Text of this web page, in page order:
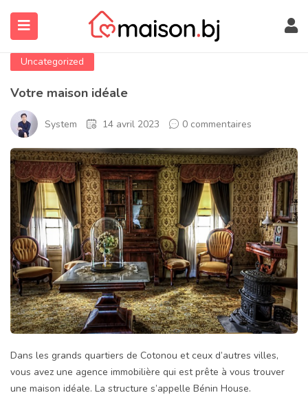
(À Propos)
Uncategorized
Votre maison idéale
System 14 avril 2023 0 commentaires
Dans les grands quartiers de Cotonou et ceux d’autres villes,
vous avez une agence immobilière qui est prête à vous trouver
une maison idéale. La structure s’appelle Bénin House.